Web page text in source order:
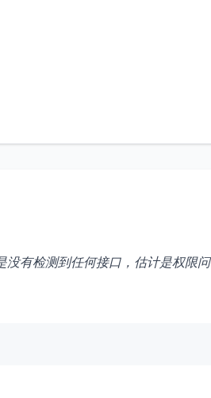
没有检测到任何接口，估计是权限问